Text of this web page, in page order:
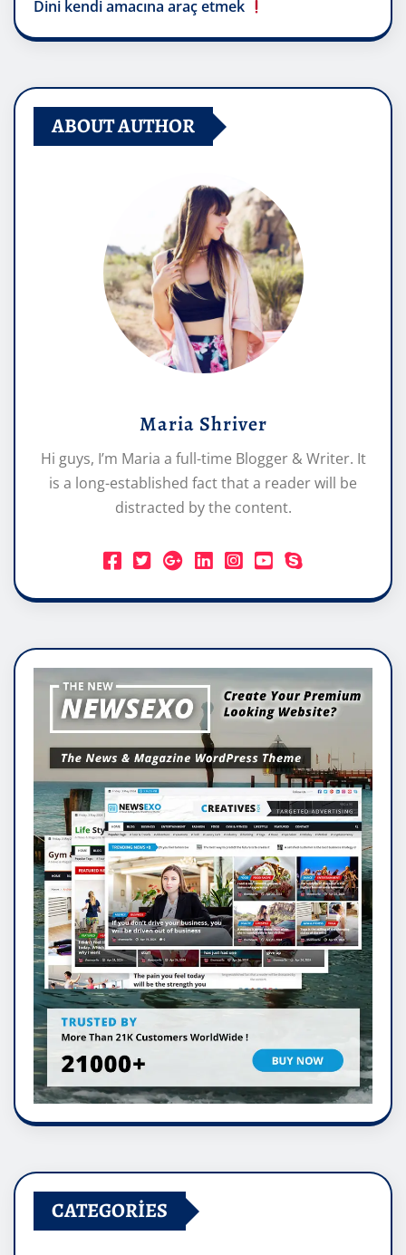
Dini kendi amacına araç etmek
ABOUT AUTHOR
Maria Shriver
Hi guys, I’m Maria a full-time Blogger & Writer. It
is a long-established fact that a reader will be
distracted by the content.
CATEGORIES